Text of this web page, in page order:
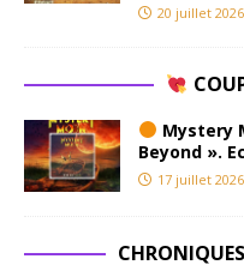
20 juillet 2026
Mystery
Beyond ».
17 juillet 2026